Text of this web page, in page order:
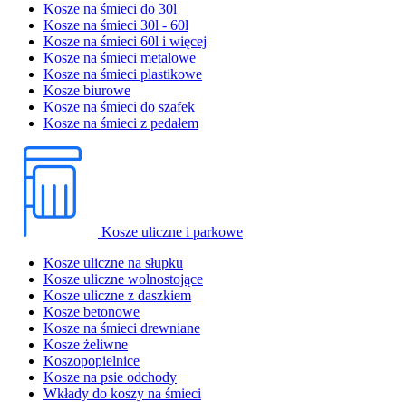
Kosze na śmieci do 30l
Kosze na śmieci 30l - 60l
Kosze na śmieci 60l i więcej
Kosze na śmieci metalowe
Kosze na śmieci plastikowe
Kosze biurowe
Kosze na śmieci do szafek
Kosze na śmieci z pedałem
Kosze uliczne i parkowe
Kosze uliczne na słupku
Kosze uliczne wolnostojące
Kosze uliczne z daszkiem
Kosze betonowe
Kosze na śmieci drewniane
Kosze żeliwne
Koszopopielnice
Kosze na psie odchody
Wkłady do koszy na śmieci